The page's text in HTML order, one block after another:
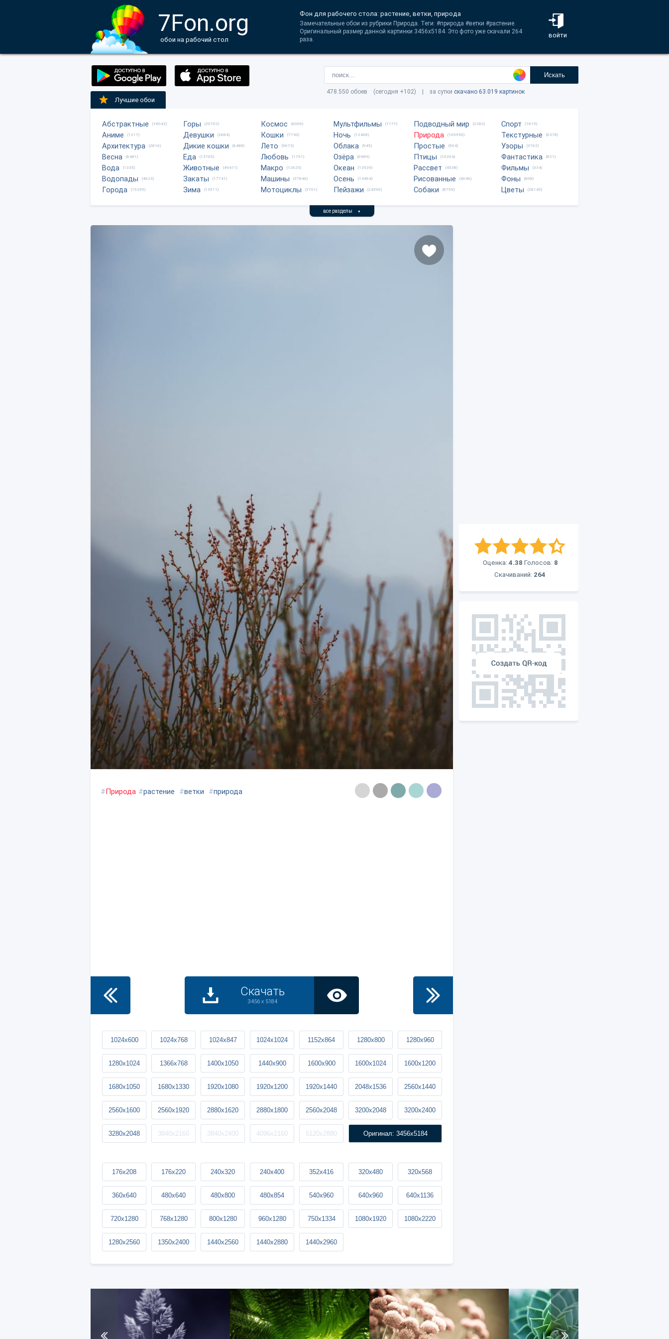
7Fon.org
обои на рабочий стол
войти
Фон для рабочего стола: растение, ветки, природа
Замечательные обои из рубрики Природа. Теги: #природа #ветки #растение.
Оригинальный размер данной картинки 3456x5184. Это фото уже скачали 264
раза.
Искать
478.550 обоев (сегодня +102) | за сутки скачано 63.019 картинок
Лучшие обои
Абстрактные (18042)
Аниме (1217)
Архитектура (2816)
Весна (6481)
Вода (1335)
Водопады (4623)
Города (15295)
Горы (20702)
Девушки (2684)
Дикие кошки (6488)
Еда (13705)
Животные (49471)
Закаты (17741)
Зима (13511)
Космос (6006)
Кошки (7730)
Лето (9673)
Любовь (1791)
Макро (12625)
Машины (37846)
Мотоциклы (3701)
Мультфильмы (1177)
Ночь (12408)
Облака (945)
Озёра (6989)
Океан (13539)
Осень (14464)
Пейзажи (24590)
Подводный мир (2282)
Природа (105950)
Простые (904)
Птицы (10204)
Рассвет (4538)
Рисованные (4046)
Собаки (8759)
Спорт (1815)
Текстурные (6378)
Узоры (3762)
Фантастика (821)
Фильмы (334)
Фоны (608)
Цветы (28145)
все разделы ▼
Оценка: 4.38 Голосов: 8
Скачиваний: 264
#Природа #растение #ветки #природа
Скачать
3456 x 5184
1024x600 1024x768 1024x847 1024x1024 1152x864 1280x800 1280x960
1280x1024 1366x768 1400x1050 1440x900 1600x900 1600x1024 1600x1200
1680x1050 1680x1330 1920x1080 1920x1200 1920x1440 2048x1536 2560x1440
2560x1600 2560x1920 2880x1620 2880x1800 2560x2048 3200x2048 3200x2400
3280x2048 3840x2160 3840x2400 4096x2160 5120x2880 Оригинал: 3456x5184
176x208 176x220 240x320 240x400 352x416 320x480 320x568
360x640 480x640 480x800 480x854 540x960 640x960 640x1136
720x1280 768x1280 800x1280 960x1280 750x1334 1080x1920 1080x2220
1280x2560 1350x2400 1440x2560 1440x2880 1440x2960